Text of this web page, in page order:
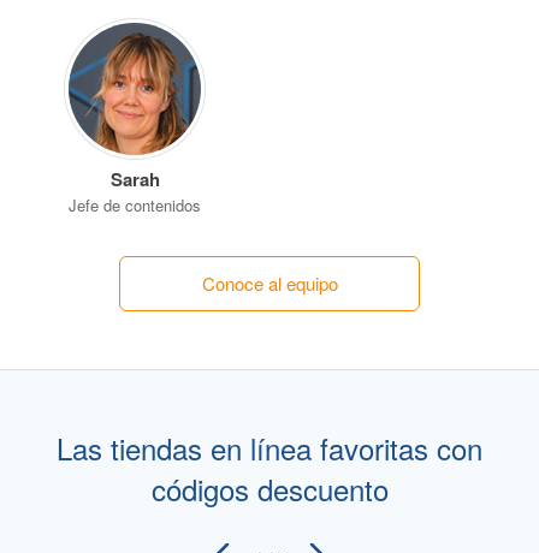
Sarah
Jefe de contenidos
Conoce al equipo
Las tiendas en línea favoritas con
códigos descuento